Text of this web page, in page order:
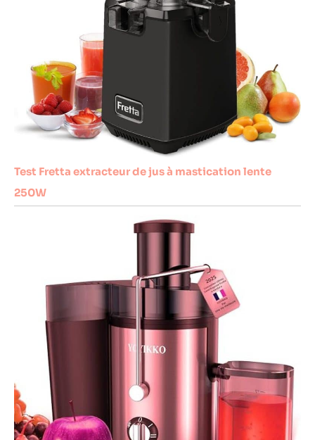
Test Fretta extracteur de jus à mastication lente
250W